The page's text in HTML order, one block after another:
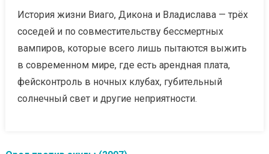
История жизни Виаго, Дикона и Владислава — трёх
соседей и по совместительству бессмертных
вампиров, которые всего лишь пытаются выжить
в современном мире, где есть арендная плата,
фейсконтроль в ночных клубах, губительный
солнечный свет и другие неприятности.